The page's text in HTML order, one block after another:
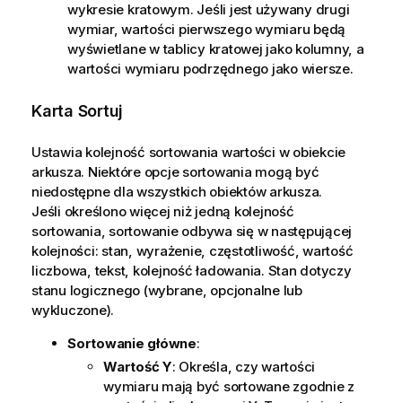
wykresie kratowym. Jeśli jest używany drugi
wymiar, wartości pierwszego wymiaru będą
wyświetlane w tablicy kratowej jako kolumny, a
wartości wymiaru podrzędnego jako wiersze.
Karta Sortuj
Ustawia kolejność sortowania wartości w obiekcie
arkusza. Niektóre opcje sortowania mogą być
niedostępne dla wszystkich obiektów arkusza.
Jeśli określono więcej niż jedną kolejność
sortowania, sortowanie odbywa się w następującej
kolejności: stan, wyrażenie, częstotliwość, wartość
liczbowa, tekst, kolejność ładowania. Stan dotyczy
stanu logicznego (wybrane, opcjonalne lub
wykluczone).
Sortowanie główne:
Wartość Y: Określa, czy wartości
wymiaru mają być sortowane zgodnie z